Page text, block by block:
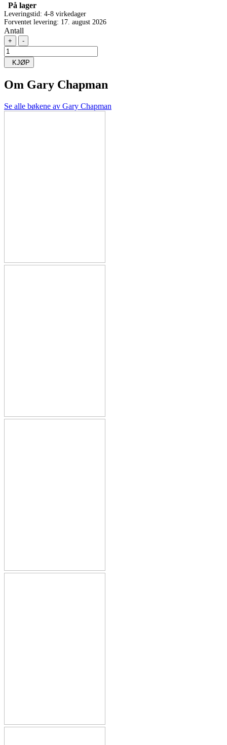
På lager
Leveringstid: 4-8 virkedager
Forventet levering: 17. august 2026
Antall
+ -
KJØP
Om Gary Chapman
Se alle bøkene av Gary Chapman